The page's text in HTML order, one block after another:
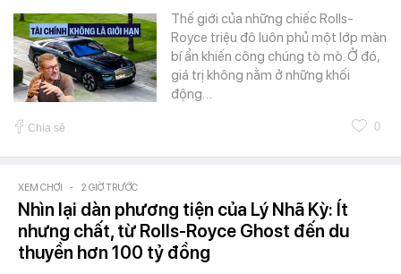
Thế giới của những chiếc Rolls-
Royce triệu đô luôn phủ một lớp màn
bí ẩn khiến công chúng tò mò. Ở đó,
giá trị không nằm ở những khối
động…
Chia sẻ 0
XEM CHƠI - 2 GIỜ TRƯỚC
Nhìn lại dàn phương tiện của Lý Nhã Kỳ: Ít
nhưng chất, từ Rolls-Royce Ghost đến du
thuyền hơn 100 tỷ đồng